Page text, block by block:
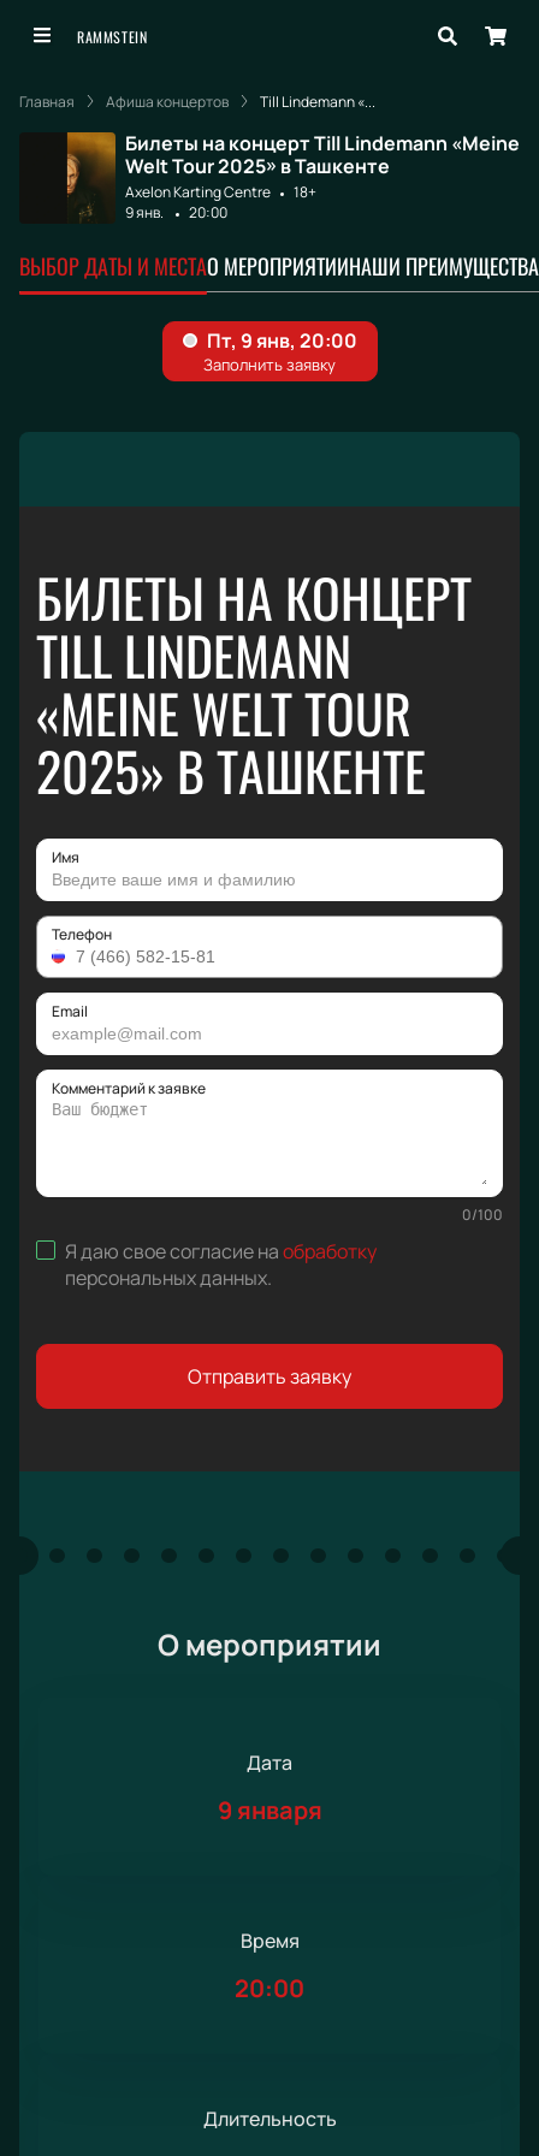
RAMMSTEIN
Главная Афиша концертов Till Lindemann «...
Билеты на концерт Till Lindemann «Meine
Welt Tour 2025» в Ташкенте
Axelon Karting Centre
18+
9 янв.
20:00
ВЫБОР ДАТЫ И МЕСТАО МЕРОПРИЯТИИНАШИ ПРЕИМУЩЕСТВА
БИЛЕТЫ НА КОНЦЕРТ
TILL LINDEMANN
«MEINE WELT TOUR
2025» В ТАШКЕНТЕ
Имя
Телефон
Email
Комментарий к заявке
0/100
Я даю свое согласие наобработку
персональных данных.
Отправить заявку
О мероприятии
Дата
9 января
Время
20:00
Длительность